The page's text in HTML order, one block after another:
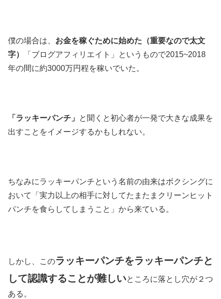
僕の場合は、 お金を稼ぐために始めた（重要なので太文
字）
「ブログアフィリエイト」というもので2015~2018
年の間に約3000万円程を稼いでいた。
「ラッキーパンチ」
と聞くと初心者が一発で大きな成果を
出すことをイメージするかもしれない。
ちなみにラッキーパンチという名前の由来はボクシングに
おいて「実力以上の相手に対してたまたまクリーンヒット
パンチを食らしてしまうこと」から来ている。
しかし、このラッキーパンチをラッキーパンチと
して認識することが難しいところに落とし穴が２つ
ある。